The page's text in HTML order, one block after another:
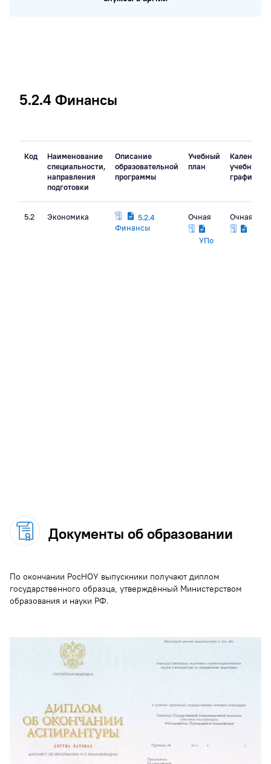
5.2.4 Финансы
Код
Наименование
специальности,
направления
подготовки
Описание
образовательной
программы
Учебный
план
учебный
график
5.2 Экономика
5.2.4
Финансы
Очная
УПо
Очная
Документы об образовании
По окончании РосНОУ выпускники получают диплом
государственного образца, утверждённый Министерством
образования и науки РФ.